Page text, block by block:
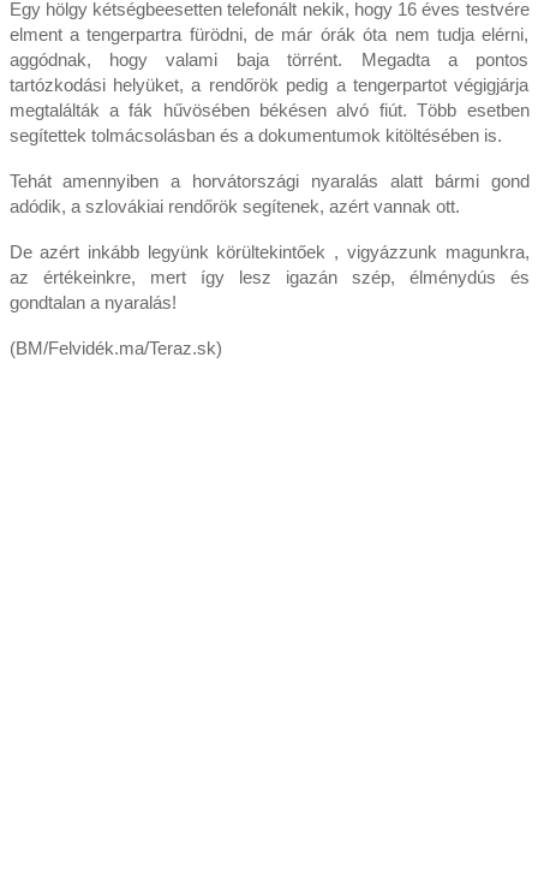
Egy hölgy kétségbeesetten telefonált nekik, hogy 16 éves testvére
elment a tengerpartra fürödni, de már órák óta nem tudja elérni,
aggódnak, hogy valami baja törrént. Megadta a pontos
tartózkodási helyüket, a rendőrök pedig a tengerpartot végigjárja
megtalálták a fák hűvösében békésen alvó fiút. Több esetben
segítettek tolmácsolásban és a dokumentumok kitöltésében is.
Tehát amennyiben a horvátországi nyaralás alatt bármi gond
adódik, a szlovákiai rendőrök segítenek, azért vannak ott.
De azért inkább legyünk körültekintőek , vigyázzunk magunkra,
az értékeinkre, mert így lesz igazán szép, élménydús és
gondtalan a nyaralás!
(BM/Felvidék.ma/Teraz.sk)